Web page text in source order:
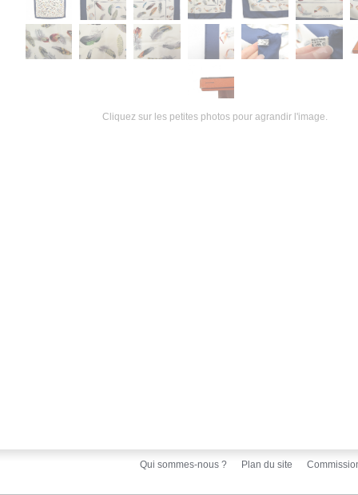
Cliquez sur les petites photos pour agrandir l'image.
Qui sommes-nous ? Plan du site